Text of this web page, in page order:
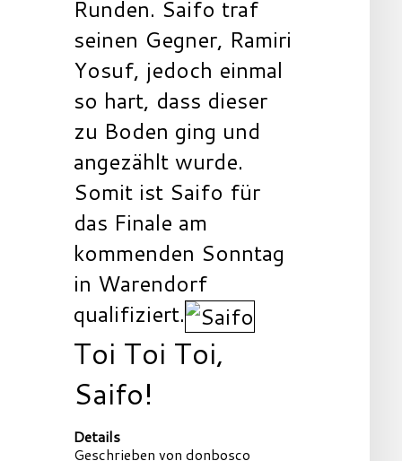
Runden. Saifo traf
seinen Gegner, Ramiri
Yosuf, jedoch einmal
so hart, dass dieser
zu Boden ging und
angezählt wurde.
Somit ist Saifo für
das Finale am
kommenden Sonntag
in Warendorf
qualifiziert.
Toi Toi Toi,
Saifo!
Details
Geschrieben vondonbosco